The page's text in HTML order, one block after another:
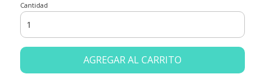
Cantidad
AGREGAR AL CARRITO